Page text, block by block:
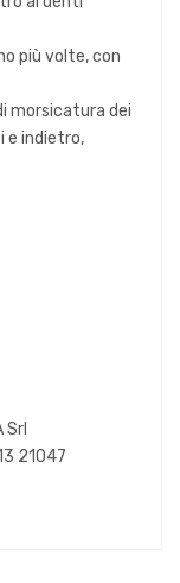
più volte, con
morsicatura dei
e indietro,
Srl
21047